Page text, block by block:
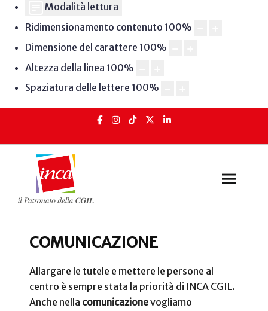
Modalità lettura
Ridimensionamento contenuto 100%
Dimensione del carattere 100%
Altezza della linea 100%
Spaziatura delle lettere 100%
COMUNICAZIONE
Comunicazione INCA
Allargare le tutele e mettere le persone al
centro è sempre stata la priorità di INCA CGIL.
Anche nella comunicazionevogliamo